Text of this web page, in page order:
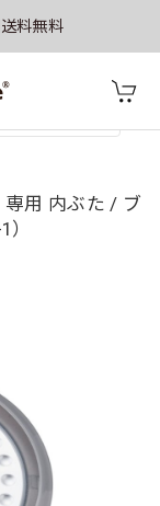
料無料
専用 内ぶた / ブ